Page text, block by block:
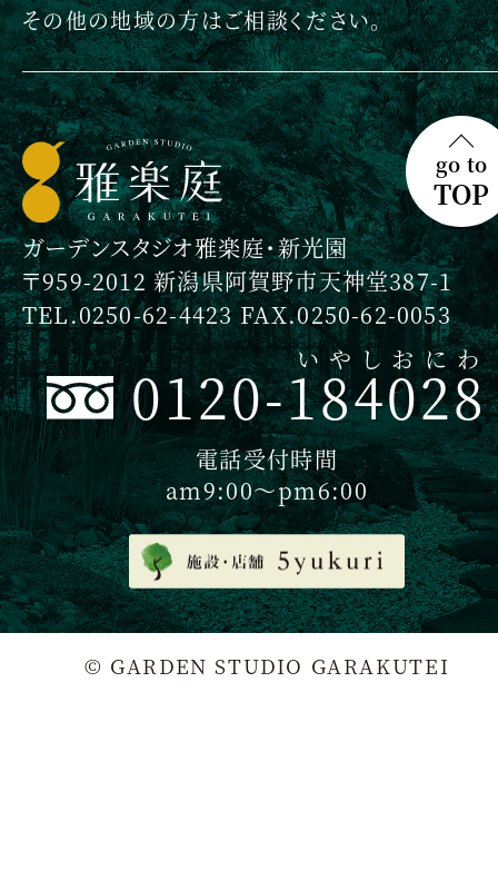
その他の地域の方はご相談ください。
ガーデンスタジオ雅楽庭・新光園
〒959-2012 新潟県阿賀野市天神堂387-1
TEL.0250-62-4423 FAX.0250-62-0053
0120-184028
いやしおにわ
電話受付時間
am9:00〜pm6:00
go to
TOP
© GARDEN STUDIO GARAKUTEI